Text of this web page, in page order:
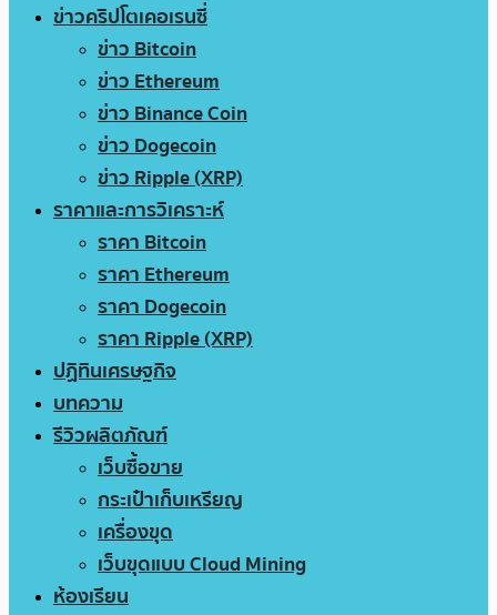
ข่าวคริปโตเคอเรนซี่
ข่าว Bitcoin
ข่าว Ethereum
ข่าว Binance Coin
ข่าว Dogecoin
ข่าว Ripple (XRP)
ราคาและการวิเคราะห์
ราคา Bitcoin
ราคา Ethereum
ราคา Dogecoin
ราคา Ripple (XRP)
ปฏิทินเศรษฐกิจ
บทความ
รีวิวผลิตภัณฑ์
เว็บซื้อขาย
กระเป๋าเก็บเหรียญ
เครื่องขุด
เว็บขุดแบบ Cloud Mining
ห้องเรียน